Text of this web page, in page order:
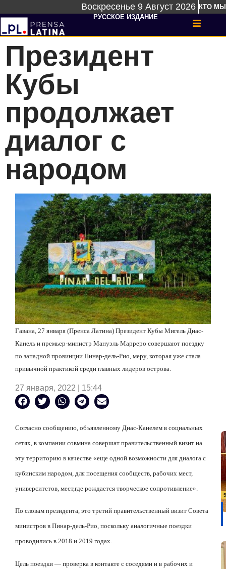
Воскресенье 9 Август 2026 КТО МЫ
РУССКОЕ ИЗДАНИЕ
Президент
Кубы
продолжает
диалог с
народом
Гавана, 27 января (Пренса Латина) Президент Кубы Мигель Диас-
Канель и премьер-министр Мануэль Марреро совершают поездку
по западной провинции Пинар-дель-Рио, меру, которая уже стала
привычной практикой среди главных лидеров острова.
27 января, 2022 | 15:44
Согласно сообщению, объявленному Диас-Канелем в социальных
сетях, в компании совмина совершат правительственный визит на
эту территорию в качестве «еще одной возможности для диалога с
кубинским народом, для посещения сообществ, рабочих мест,
университетов, мест,где рождается творческое сопротивление».
По словам президента, это третий правительственный визит Совета
министров в Пинар-дель-Рио, поскольку аналогичные поездки
проводились в 2018 и 2019 годах.
Цель поездки — проверка в контакте с соседями и в рабочих и